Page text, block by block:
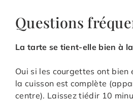
Questions
La tarte se tient-elle bien à
Oui si les courgettes ont bien
la cuisson est complète
centre). Laissez tiédir 10